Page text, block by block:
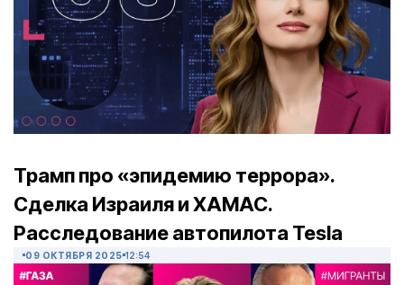
Трамп про «эпидемию террора».
Сделка Израиля и ХАМАС.
Расследование автопилота Tesla
09 ОКТЯБРЯ 2025 12:54